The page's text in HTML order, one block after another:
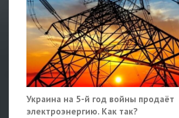
Украина на 5-й год войны продаёт
электроэнергию. Как так?